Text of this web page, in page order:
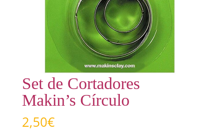
Set de Cortadores
Makin’s Círculo
2,50€